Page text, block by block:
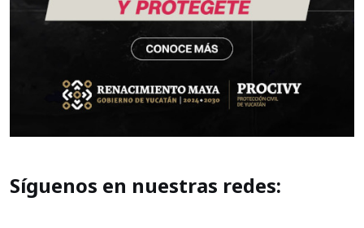
Síguenos en nuestras redes: